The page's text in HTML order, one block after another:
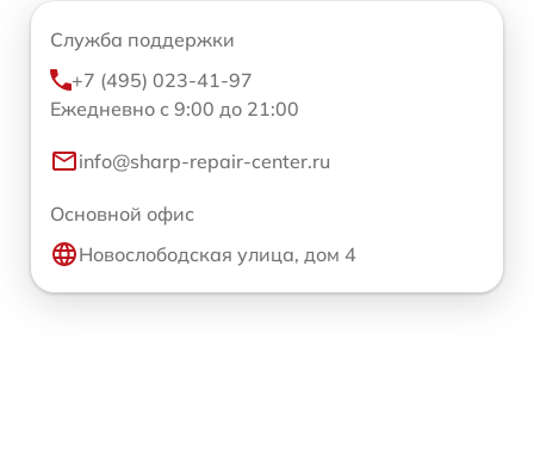
Служба поддержки
+7 (495) 023-41-97
Ежедневно с 9:00 до 21:00
info@sharp-repair-center.ru
Основной офис
Новослободская улица, дом 4